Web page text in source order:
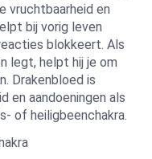
vruchtbaarheid en
bij vorig leven
blokkeert. Als
legt, helpt hij je om
Drakenbloed is
en aandoeningen als
of heiligbeenchakra.